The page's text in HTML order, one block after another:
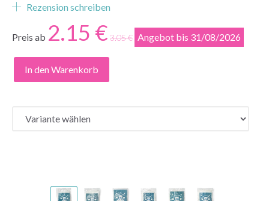
Rezension schreiben
Preis ab 2.15 € 3.05 € Angebot bis 31/08/2026
In den Warenkorb